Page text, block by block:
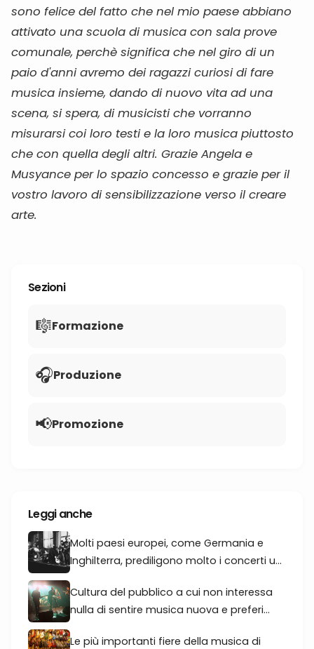
sono felice del fatto che nel mio paese abbiano
attivato una scuola di musica con sala prove
comunale, perchè significa che nel giro di un
paio d'anni avremo dei ragazzi curiosi di fare
musica insieme, dando di nuovo vita ad una
scena, si spera, di musicisti che vorranno
misurarsi coi loro testi e la loro musica piuttosto
che con quella degli altri. Grazie Angela e
Musyance per lo spazio concesso e grazie per il
vostro lavoro di sensibilizzazione verso il creare
arte.
Sezioni
🎼Formazione
🎧Produzione
📢Promozione
Leggi anche
Molti paesi europei, come Germania e
Inghilterra, prediligono molto i concerti u...
Cultura del pubblico a cui non interessa
nulla di sentire musica nuova e preferi...
Le più importanti fiere della musica di